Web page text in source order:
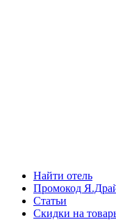
Найти отель
Промокод
Статьи
Скидки на